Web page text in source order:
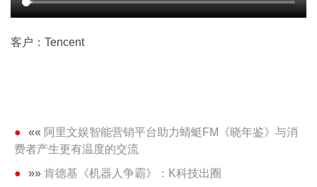
客户：Tencent
«« 阿里文娱智能营销平台助力蜻蜓FM《晓年鉴》与消
费者产生更有温度的交流
»» 肯德基《机器人争霸》：K科技出圈